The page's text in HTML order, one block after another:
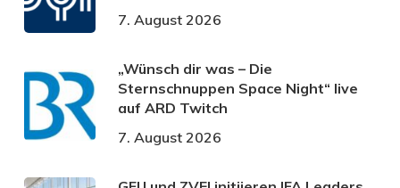
7. August 2026
„Wünsch dir was – Die
Sternschnuppen Space Night“ live
auf ARD Twitch
7. August 2026